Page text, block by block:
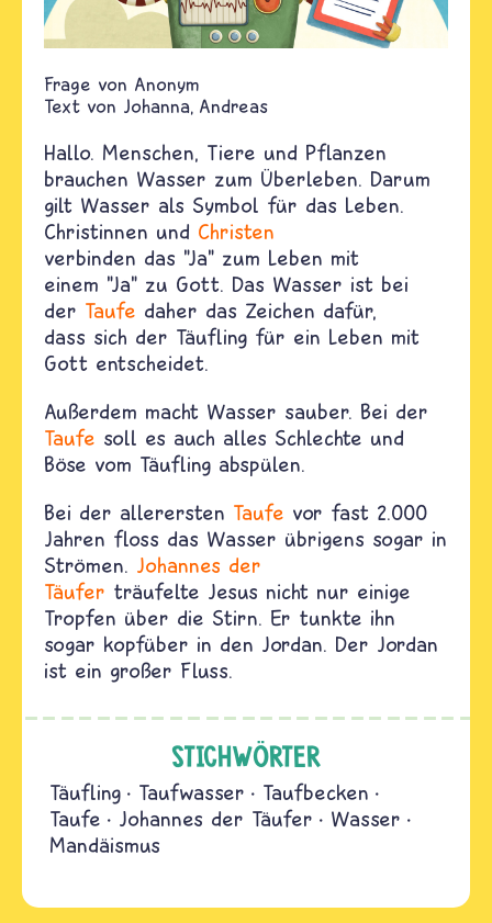
Anonym
Text von Johanna Andreas
Hallo. Menschen, Tiere und Pflanzen
brauchen Wasser zum Überleben. Darum
gilt Wasser als Symbol für das Leben.
Christinnen und Christen
verbinden das "Ja" zum Leben mit
einem "Ja" zu Gott. Das Wasser ist bei
der Taufe daher das Zeichen dafür,
dass sich der Täufling für ein Leben mit
Gott entscheidet.
Außerdem macht Wasser sauber. Bei der
Taufe soll es auch alles Schlechte und
Böse vom Täufling abspülen.
Bei der allerersten Taufe vor fast 2.000
Jahren floss das Wasser übrigens sogar in
Strömen. Johannes der
Täufer träufelte Jesus nicht nur einige
Tropfen über die Stirn. Er tunkte ihn
sogar kopfüber in den Jordan. Der Jordan
ist ein großer Fluss.
STICHWÖRTER
Täufling Taufwasser
Taufbecken
Taufe
Johannes der Täufer
Wasser
Mandäismus